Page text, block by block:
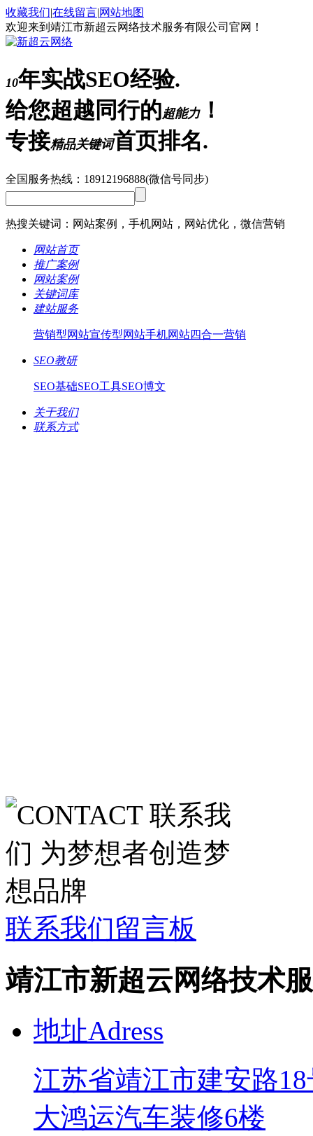
收藏我们|在线留言|网站地图
欢迎来到靖江市新超云网络技术服务有限公司官网！
10年实战SEO经验.
给您超越同行的超能力！
专接精品关键词首页排名.
全国服务热线： 18912196888(微信号同步)
热搜关键词：网站案例，手机网站，网站优化，微信营销
网站首页
推广案例
网站案例
关键词库
建站服务
营销型网站宣传型网站手机网站四合一营销
SEO教研
SEO基础SEO工具SEO博文
关于我们
联系方式
联系我们留言板
靖江市新超云网络技术
地址Adress
江苏省靖江市建安路18
大鸿运汽车装修6楼